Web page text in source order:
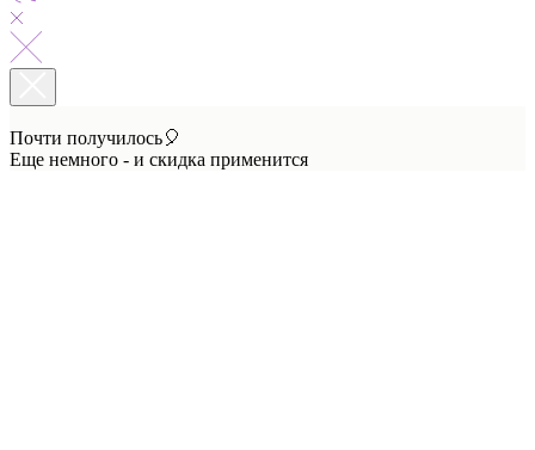
Почти получилось🎈
Еще немного - и скидка применится